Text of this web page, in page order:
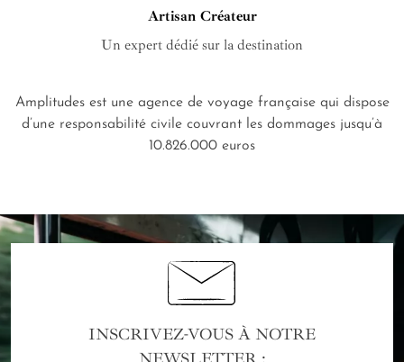
Artisan Créateur
Un expert dédié sur la destination
Amplitudes est une agence de voyage française qui dispose
d’une responsabilité civile couvrant les dommages jusqu’à
10.826.000 euros
INSCRIVEZ-VOUS À NOTRE
NEWSLETTER :